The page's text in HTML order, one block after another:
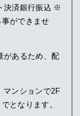
決済銀行振込 ※
ができませ
があるため、配
マンションで2F
となります。